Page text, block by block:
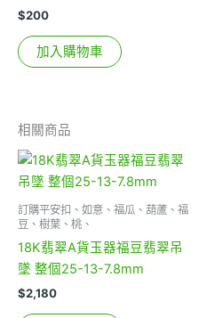
$200
加入購物車
相關商品
訂購平安扣、如意、福瓜、葫蘆、福
豆、樹葉、桃、
18K翡翠A貨玉器福豆翡翠吊
墜 整個25-13-7.8mm
$2,180